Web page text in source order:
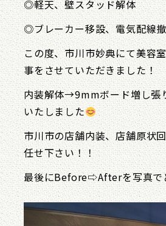
◎軽天、壁スタッド解体
◎ブレーカー移設、電気配線
この度、市川市妙典にて美容
事をさせていただきました！
内装解体→9mmボード増し張
いたしました
市川市の店舗内装、店舗原状
任せ下さい！！
最後にBefore⇨Afterを写真で